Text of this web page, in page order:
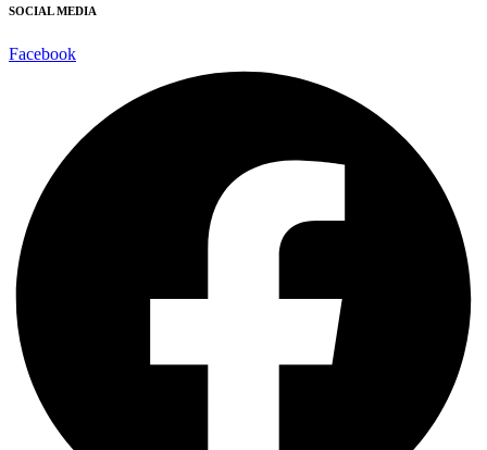
SOCIAL MEDIA
Facebook